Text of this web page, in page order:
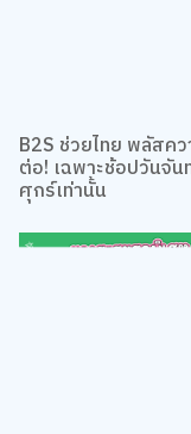
B2S ช่วยไทย พลัสคว
ต่อ! เฉพาะช้อปวันจันท
ศุกร์เท่านั้น